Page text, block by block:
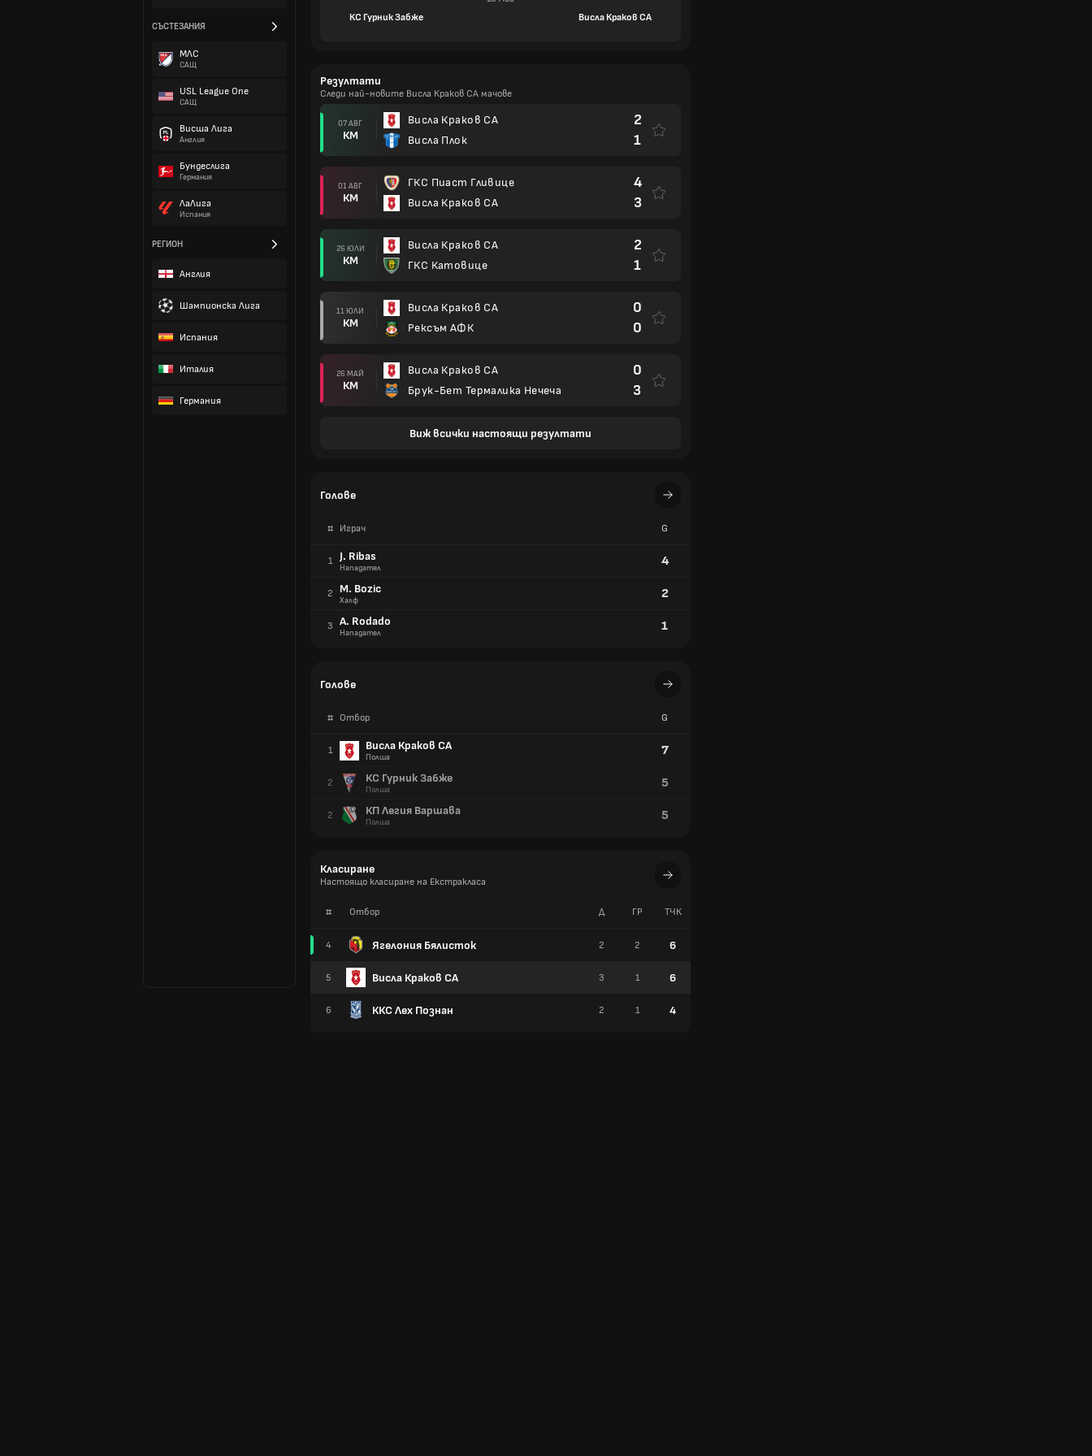
СЪСТЕЗАНИЯ
МЛС
САЩ
USL League One
САЩ
Висша Лига
Англия
Бундеслига
Германия
ЛаЛига
Испания
РЕГИОН
Англия
Шампионска Лига
Испания
Италия
Германия
КС Гурник Забже
Висла Краков СА
Резултати
Следи най-новите Висла Краков СА мачове
07 АВГ
КМ
Висла Краков СА
Висла Плок
2
1
01 АВГ
КМ
ГКС Пиаст Гливице
Висла Краков СА
4
3
26 ЮЛИ
КМ
Висла Краков СА
ГКС Катовице
2
1
11 ЮЛИ
КМ
Висла Краков СА
Рексъм АФК
0
0
26 МАЙ
КМ
Висла Краков СА
Брук-Бет Термалика Нечеча
0
3
Виж всички настоящи резултати
Голове
# Играч G
1 J. Ribas
Нападател 4
2 M. Bozic
Халф 2
3 A. Rodado
Нападател 1
Голове
# Отбор G
1 Висла Краков СА
Полша 7
2 КС Гурник Забже
Полша 5
2 КП Легия Варшава
Полша 5
Класиране
Настоящо класиране на Екстракласа
# Отбор
4 Ягелония Бялисток
5 Висла Краков СА
6 ККС Лех Познан
Д ГР TЧК
2 2 6
3 1 6
2 1 4